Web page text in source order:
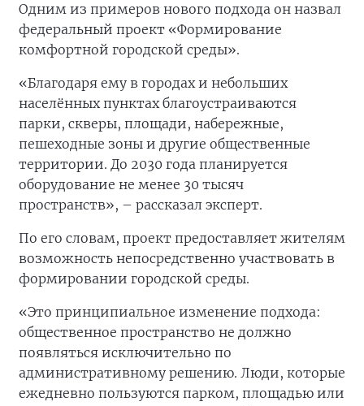
Одним из примеров нового подхода он назвал
федеральный проект «Формирование
комфортной городской среды».
«Благодаря ему в городах и небольших
населённых пунктах благоустраиваются
парки, скверы, площади, набережные,
пешеходные зоны и другие общественные
территории. До 2030 года планируется
оборудование не менее 30 тысяч
пространств», – рассказал эксперт.
По его словам, проект предоставляет жителям
возможность непосредственно участвовать в
формировании городской среды.
«Это принципиальное изменение подхода:
общественное пространство не должно
появляться исключительно по
административному решению. Люди, которые
ежедневно пользуются парком, площадью или